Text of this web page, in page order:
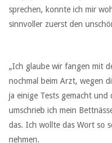
sprechen, konnte ich mir
sinnvoller zuerst den
„Ich glaube wir fangen mit
nochmal beim Arzt, wegen
ja einige Tests gemacht und
umschrieb ich mein
das. Ich wollte das Wort so
nehmen.